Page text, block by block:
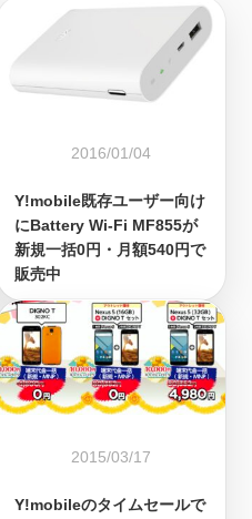
オ 周辺機器
2016/01/04
Y!mobile既存ユーザー向け
にBattery Wi-Fi MF855が
新規一括0円・月額540円で
販売中
2015/03/17
Y!mobileのタイムセールで